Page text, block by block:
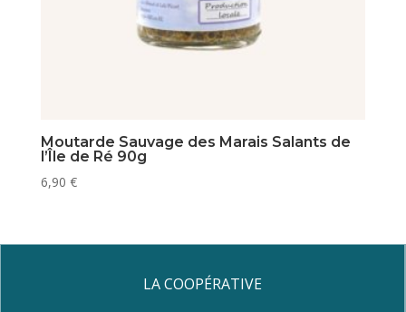
Moutarde Sauvage des Marais Salants de
l’Île de Ré 90g
6,90 €
LA COOPÉRATIVE